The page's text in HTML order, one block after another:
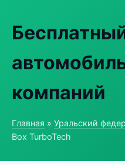
компаний
Главная » Уральский
Box TurboTech